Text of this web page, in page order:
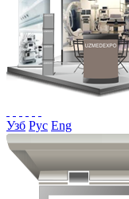
Узб Рус Eng